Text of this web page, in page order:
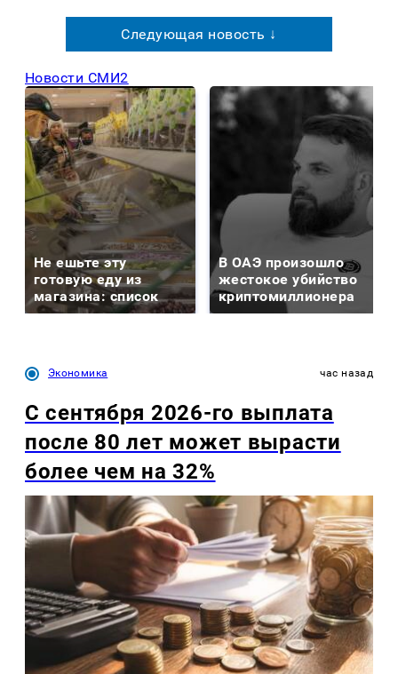
Следующая новость ↓
Новости СМИ2
Не ешьте эту
готовую еду из
магазина: список
В ОАЭ произошло
жестокое убийство
криптомиллионера
Экономика час назад
С сентября 2026-го выплата
после 80 лет может вырасти
более чем на 32%